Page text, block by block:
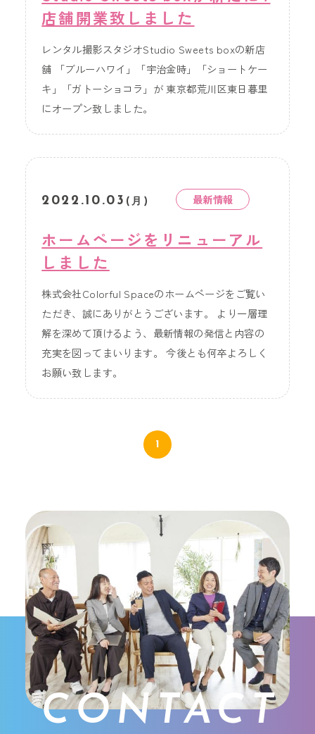
店舗開業致しました
レンタル撮影スタジオStudio Sweets boxの新店
舗 「ブルーハワイ」「宇治金時」「ショートケー
キ」「ガトーショコラ」が 東京都荒川区東日暮里
にオープン致しました。
2022.10.03 (月) 最新情報
ホームページをリニューアル
しました
株式会社Colorful Spaceのホームページをご覧い
ただき、誠にありがとうございます。 より一層理
解を深めて頂けるよう、最新情報の発信と内容の
充実を図ってまいります。 今後とも何卒よろしく
お願い致します。
1
CONTACT